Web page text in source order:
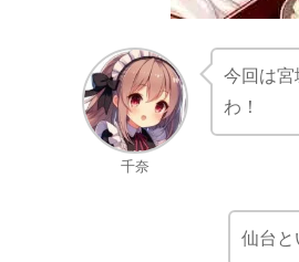
千奈
今回は宮
わ！
仙台と